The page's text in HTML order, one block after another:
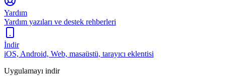
Yardım
Yardım yazıları ve destek rehberleri
İndir
iOS, Android, Web, masaüstü, tarayıcı eklentisi
Uygulamayı indir